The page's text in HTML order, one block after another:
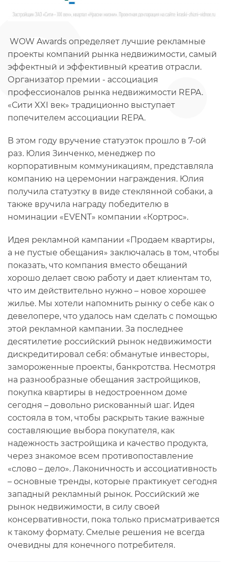
WOW Awards определяет лучшие рекламные
проекты компаний рынка недвижимости, самый
эффектный и эффективный креатив отрасли.
Организатор премии - ассоциация
профессионалов рынка недвижимости REPA.
«Сити XXI век» традиционно выступает
попечителем ассоциации REPA.
В этом году вручение статуэток прошло в 7-ой
раз. Юлия Зинченко, менеджер по
корпоративным коммуникациям, представляла
компанию на церемонии награждения. Юлия
получила статуэтку в виде стеклянной собаки, а
также вручила награду победителю в
номинации «EVENT» компании «Кортрос».
Идея рекламной кампании «Продаем квартиры,
а не пустые обещания» заключалась в том, чтобы
показать, что компания вместо обещаний
хорошо делает свою работу и дает клиентам то,
что им действительно нужно – новое хорошее
жилье. Мы хотели напомнить рынку о себе как о
девелопере, что удалось нам сделать с помощью
этой рекламной кампании. За последнее
десятилетие российский рынок недвижимости
дискредитировал себя: обманутые инвесторы,
замороженные проекты, банкротства. Несмотря
на разнообразные обещания застройщиков,
покупка квартиры в недостроенном доме
сегодня – довольно рискованный шаг. Идея
состояла в том, чтобы раскрыть такие важные
составляющие выбора покупателя, как
надежность застройщика и качество продукта,
через знакомое всем противопоставление
«слово – дело». Лаконичность и ассоциативность
– основные тренды, которые практикует сегодня
западный рекламный рынок. Российский же
рынок недвижимости, в силу своей
консервативности, пока только присматривается
к такому формату. Смелые решения не всегда
очевидны для конечного потребителя.